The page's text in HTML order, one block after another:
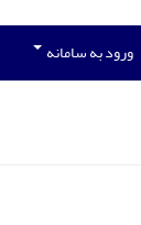
ورود به سامانه